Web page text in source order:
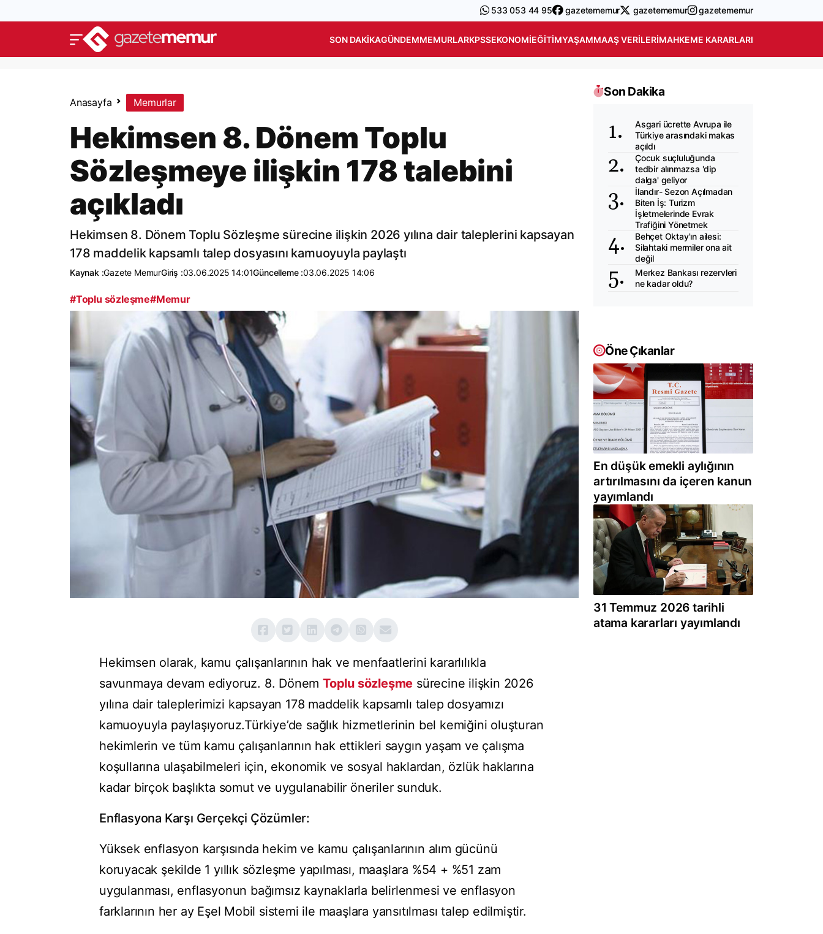
533 053 44 95 gazetememur gazetememur gazetememur
SON DAKIKAGÜNDEMMEMURLARKPSSEKONOMIEĞITIMYAŞAMMAAŞ VERILERIMAHKEME KARARLARI
Anasayfa Memurlar
Hekimsen 8. Dönem Toplu
Sözleşmeye ilişkin 178 talebini
açıkladı
Hekimsen 8. Dönem Toplu Sözleşme sürecine ilişkin 2026 yılına dair taleplerini kapsayan
178 maddelik kapsamlı talep dosyasını kamuoyuyla paylaştı
Kaynak :Gazete MemurGiriş :03.06.2025 14:01Güncelleme :03.06.2025 14:06
#Toplu sözleşme#Memur
Hekimsen olarak, kamu çalışanlarının hak ve menfaatlerini kararlılıkla
savunmaya devam ediyoruz. 8. Dönem Toplu sözleşme sürecine ilişkin 2026
yılına dair taleplerimizi kapsayan 178 maddelik kapsamlı talep dosyamızı
kamuoyuyla paylaşıyoruz.Türkiye’de sağlık hizmetlerinin bel kemiğini oluşturan
hekimlerin ve tüm kamu çalışanlarının hak ettikleri saygın yaşam ve çalışma
koşullarına ulaşabilmeleri için, ekonomik ve sosyal haklardan, özlük haklarına
kadar birçok başlıkta somut ve uygulanabilir öneriler sunduk.
Enflasyona Karşı Gerçekçi Çözümler:
Yüksek enflasyon karşısında hekim ve kamu çalışanlarının alım gücünü
koruyacak şekilde 1 yıllık sözleşme yapılması, maaşlara %54 + %51 zam
uygulanması, enflasyonun bağımsız kaynaklarla belirlenmesi ve enflasyon
farklarının her ay Eşel Mobil sistemi ile maaşlara yansıtılması talep edilmiştir.
Son Dakika
Asgari ücrette Avrupa ile
Türkiye arasındaki makas
açıldı
Çocuk suçluluğunda
tedbir alınmazsa 'dip
dalga' geliyor
İlandır- Sezon Açılmadan
Biten İş: Turizm
İşletmelerinde Evrak
Trafiğini Yönetmek
Behçet Oktay'ın ailesi:
Silahtaki mermiler ona ait
değil
Merkez Bankası rezervleri
ne kadar oldu?
Öne Çıkanlar
En düşük emekli aylığının
artırılmasını da içeren kanun
yayımlandı
31 Temmuz 2026 tarihli
atama kararları yayımlandı